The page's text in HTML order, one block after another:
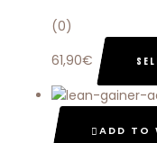
(0)
61,90€
ADD TO